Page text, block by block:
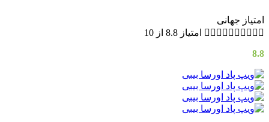
امتیاز جهانی
          امتیاز 8.8 از 10
8.8